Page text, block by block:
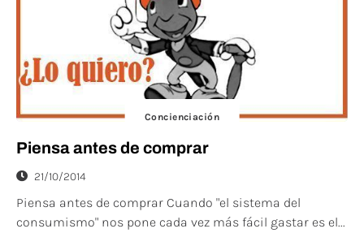
Concienciación
Piensa antes de comprar
21/10/2014
Piensa antes de comprar Cuando "el sistema del
consumismo" nos pone cada vez más fácil gastar es el...